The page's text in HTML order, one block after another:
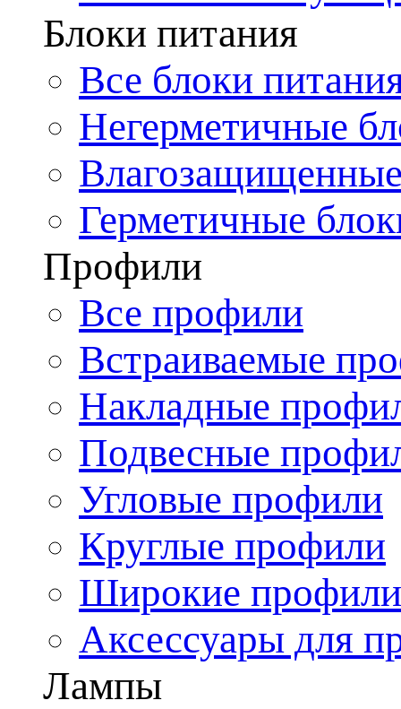
Блоки питания
Все блоки
Негерметичные
Герметичные
Профили
Все профили
Встраиваемые
Накладные
Подвесные
Угловые профили
Круглые профили
Широкие профили
Аксессуары для
Лампы